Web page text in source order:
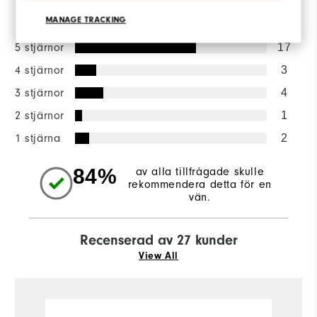
MANAGE TRACKING
5 stjärnor 17
4 stjärnor 3
3 stjärnor 4
2 stjärnor 1
1 stjärna 2
84%
av alla tillfrågade skulle
rekommendera detta för en
vän.
Recenserad av 27 kunder
View All